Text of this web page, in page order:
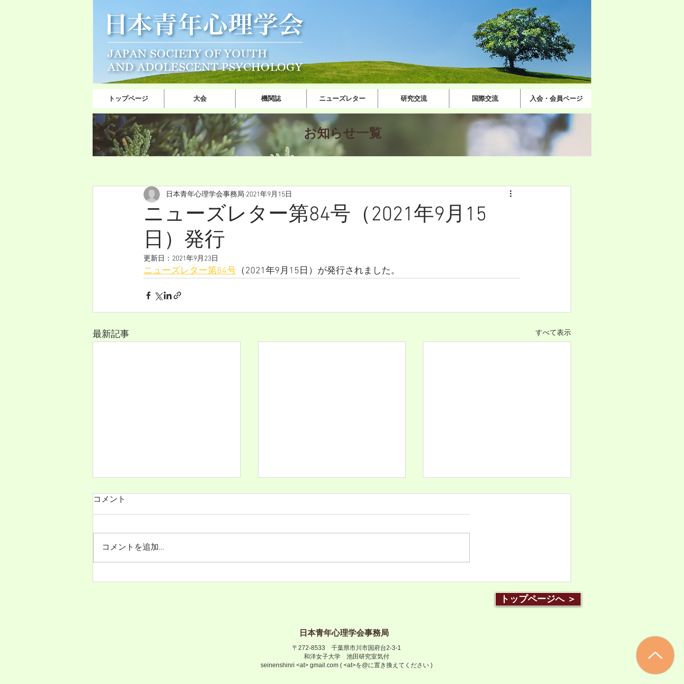
トップページ 大会 機関誌 ニューズレター 研究交流 国際交流 入会・会員ページ
​お知ら​せ一覧
ニューズレター第84号（2021年9月15
日）発行
日本青年心理学会事務局 2021年9月15日
更新日： 2021年9月23日
ニューズレター第84号 （2021年9月15日）が発行されました。
最新記事 すべて表示
ニューズレター第99号（2026
月25日）が発行されました。
日本青年心理学会第34回大会
のでご確認ください。
日本青年心理学会第34回大会
のでご確認ください。
コメント
コメントを追加…
トップページへ ＞
日本青年心理学会事務局
〒272-8533 千葉県市川市国府台2-3-1
和洋女子大学 池田研究室気付
seinenshinri <at> gmail.com ( <at>を@に置き換えてください )